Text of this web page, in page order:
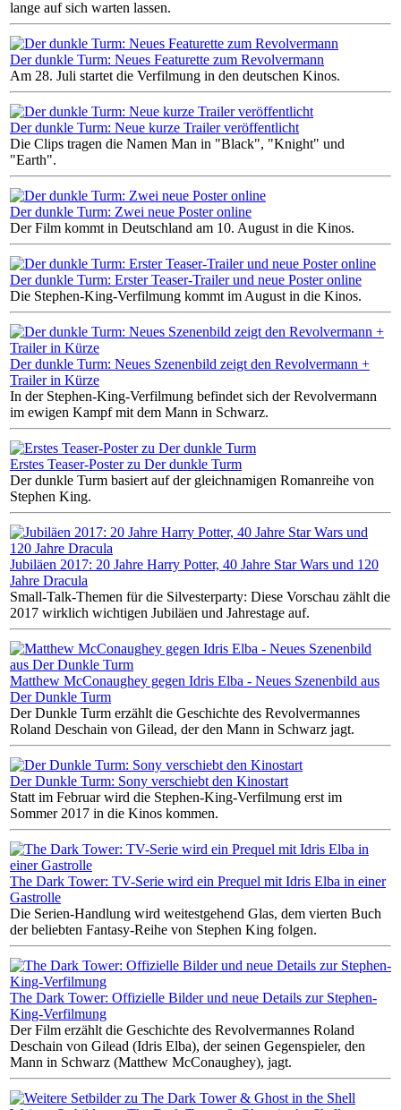
lange auf sich warten lassen.
Der dunkle Turm: Neues Featurette zum Revolvermann
Am 28. Juli startet die Verfilmung in den deutschen Kinos.
Der dunkle Turm: Neue kurze Trailer veröffentlicht
Die Clips tragen die Namen Man in "Black", "Knight" und
"Earth".
Der dunkle Turm: Zwei neue Poster online
Der Film kommt in Deutschland am 10. August in die Kinos.
Der dunkle Turm: Erster Teaser-Trailer und neue Poster online
Die Stephen-King-Verfilmung kommt im August in die Kinos.
Der dunkle Turm: Neues Szenenbild zeigt den Revolvermann +
Trailer in Kürze
In der Stephen-King-Verfilmung befindet sich der Revolvermann
im ewigen Kampf mit dem Mann in Schwarz.
Erstes Teaser-Poster zu Der dunkle Turm
Der dunkle Turm basiert auf der gleichnamigen Romanreihe von
Stephen King.
Jubiläen 2017: 20 Jahre Harry Potter, 40 Jahre Star Wars und 120
Jahre Dracula
Small-Talk-Themen für die Silvesterparty: Diese Vorschau zählt die
2017 wirklich wichtigen Jubiläen und Jahrestage auf.
Matthew McConaughey gegen Idris Elba - Neues Szenenbild aus
Der Dunkle Turm
Der Dunkle Turm erzählt die Geschichte des Revolvermannes
Roland Deschain von Gilead, der den Mann in Schwarz jagt.
Der Dunkle Turm: Sony verschiebt den Kinostart
Statt im Februar wird die Stephen-King-Verfilmung erst im
Sommer 2017 in die Kinos kommen.
The Dark Tower: TV-Serie wird ein Prequel mit Idris Elba in einer
Gastrolle
Die Serien-Handlung wird weitestgehend Glas, dem vierten Buch
der beliebten Fantasy-Reihe von Stephen King folgen.
The Dark Tower: Offizielle Bilder und neue Details zur Stephen-
King-Verfilmung
Der Film erzählt die Geschichte des Revolvermannes Roland
Deschain von Gilead (Idris Elba), der seinen Gegenspieler, den
Mann in Schwarz (Matthew McConaughey), jagt.